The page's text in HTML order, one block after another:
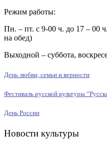
Режим работы:
Пн. – пт. с 9-00 ч. до 17 – 00
на обед)
Выходной – суббота,
День любви, семьи и верности
Фестиваль русской культуры
День России
Новости культуры